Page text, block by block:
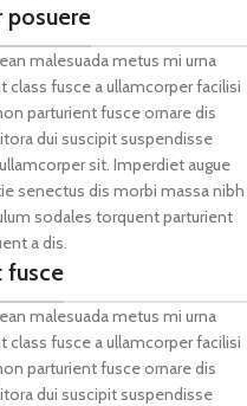
posuere
malesuada metus mi urna
fusce a ullamcorper facilisi
parturient fusce ornare dis
dui suscipit suspendisse
sit. Imperdiet augue
senectus dis morbi massa nibh
sodales torquent parturient
a dis.
fusce
malesuada metus mi urna
fusce a ullamcorper facilisi
parturient fusce ornare dis
dui suscipit suspendisse